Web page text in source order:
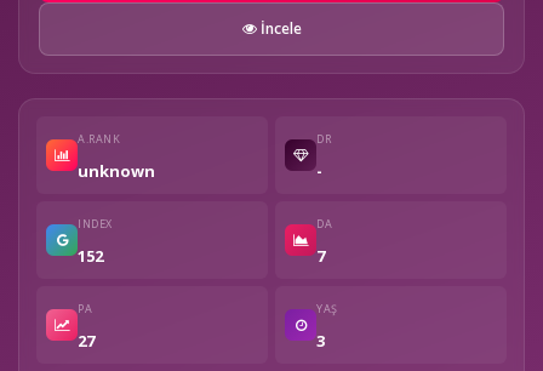
İncele
A.RANK
unknown
DR
-
INDEX
152
DA
7
PA
27
YAŞ
3